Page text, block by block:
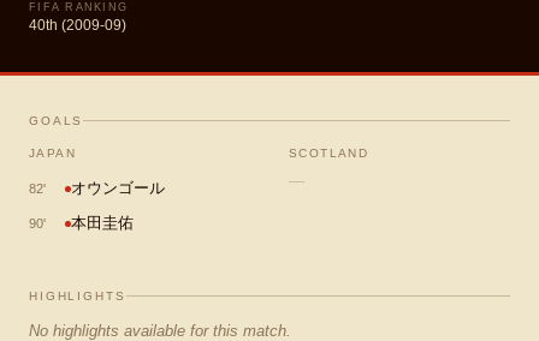
FIFA RANKING
40th (2009-09)
GOALS
JAPAN
82' オウンゴール
90' 本田圭佑
SCOTLAND
—
HIGHLIGHTS
No highlights available for this match.